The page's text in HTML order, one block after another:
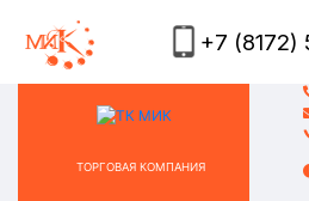
+7 (8172)
ТОРГОВАЯ КОМПАНИЯ